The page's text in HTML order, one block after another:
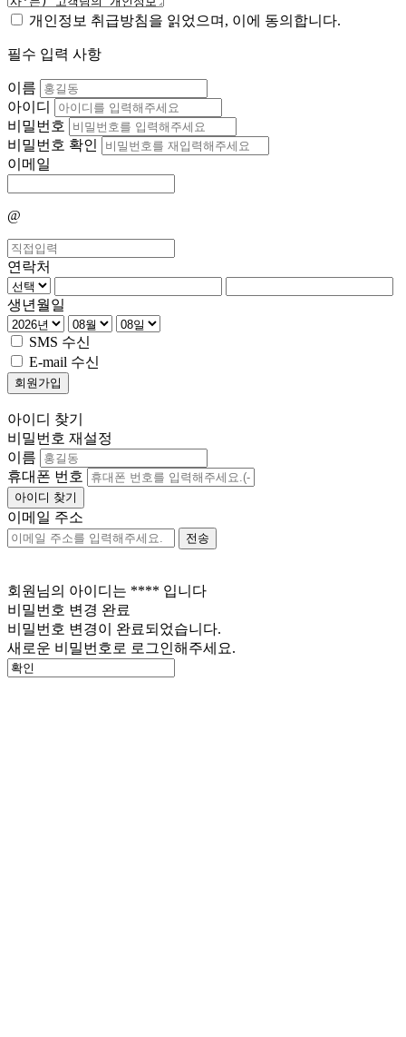
개인정보 취급방침을 읽었으며, 이에 동의합니다.
필수 입력 사항
이름
아이디
비밀번호
비밀번호 확인
이메일
@
연락처
생년월일
SMS 수신
E-mail 수신
아이디 찾기
비밀번호 재설정
이름
휴대폰 번호
이메일 주소
회원님의 아이디는 **** 입니다
비밀번호 변경 완료
비밀번호 변경이 완료되었습니다.
새로운 비밀번호로 로그인해주세요.